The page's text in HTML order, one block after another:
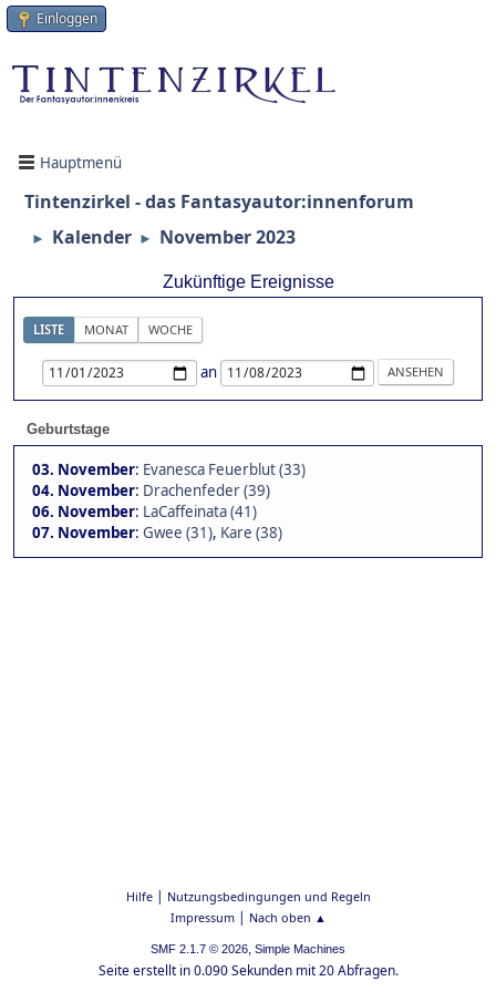
Einloggen
Hauptmenü
Tintenzirkel - das Fantasyautor:innenforum
► Kalender ► November 2023
Zukünftige Ereignisse
LISTE MONAT WOCHE
an
Geburtstage
03. November: Evanesca Feuerblut (33)
04. November: Drachenfeder (39)
06. November: LaCaffeinata (41)
07. November: Gwee (31), Kare (38)
Hilfe| Nutzungsbedingungen und Regeln
Impressum| Nach oben ▲
SMF 2.1.7 © 2026, Simple Machines
Seite erstellt in 0.090 Sekunden mit 20 Abfragen.